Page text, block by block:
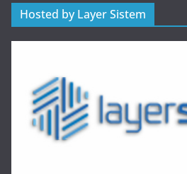
Hosted by Layer Sistem